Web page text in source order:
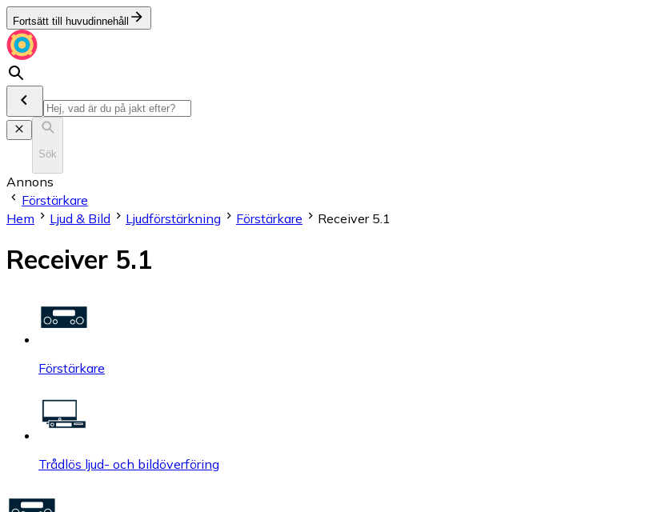
Fortsätt till huvudinnehåll
Sök
Annons
Förstärkare
Hem
Ljud & Bild Ljudförstärkning Förstärkare Receiver 5.1
Receiver 5.1
Förstärkare
Trådlös ljud- och bildöverföring